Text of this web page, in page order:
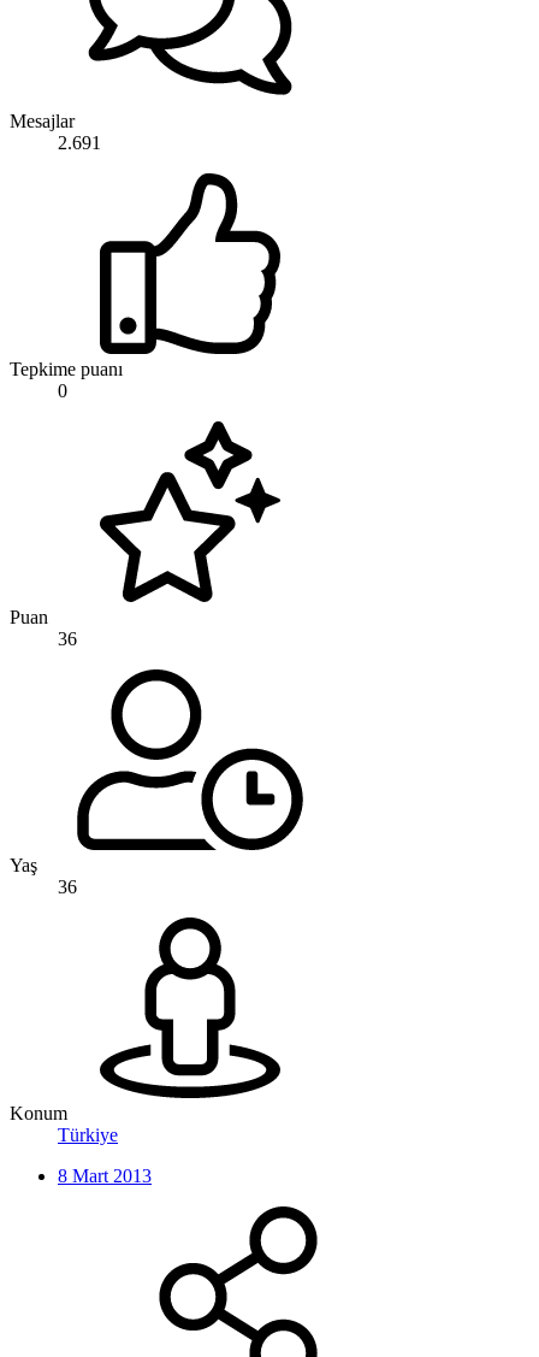
Mesajlar
2.691
Tepkime puanı
0
Puan
36
Yaş
36
Konum
Türkiye
8 Mart 2013